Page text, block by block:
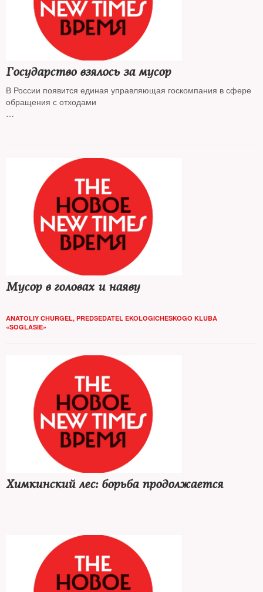
Государство взялось за мусор
В России появится единая управляющая госкомпания в сфере
обращения с отходами
Мусор в головах и наяву
ANATOLIY CHURGEL, PREDSEDATEL EKOLOGICHESKOGO KLUBA
«SOGLASIE»
Химкинский лес: борьба продолжается